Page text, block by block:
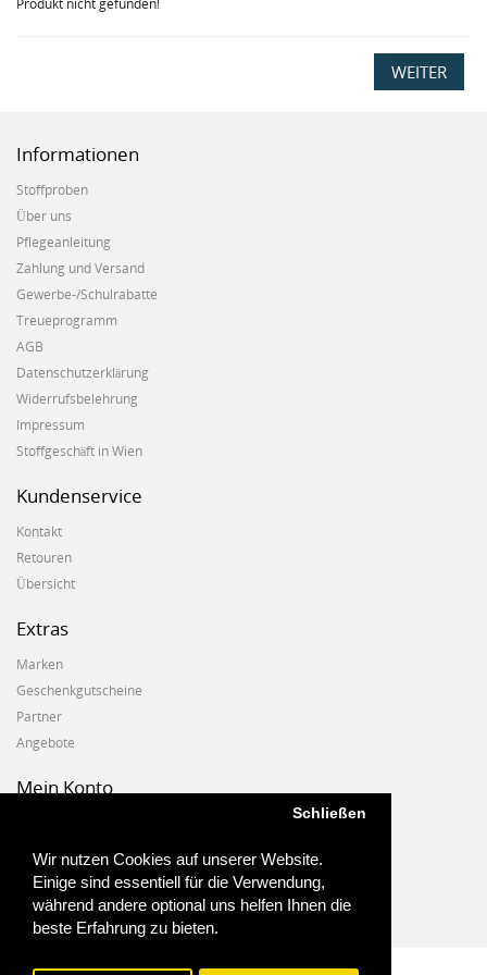
Wir nutzen Cookies auf unserer Website.
Einige sind essentiell für die Verwendung,
während andere optional uns helfen Ihnen die
beste Erfahrung zu bieten.
Schließen
Produkt nicht gefunden!
WEITER
Informationen
Stoffproben
Über uns
Pflegeanleitung
Zahlung und Versand
Gewerbe-/Schulrabatte
Treueprogramm
AGB
Datenschutzerklärung
Widerrufsbelehrung
Impressum
Stoffgeschäft in Wien
Kundenservice
Kontakt
Retouren
Übersicht
Extras
Marken
Geschenkgutscheine
Partner
Angebote
Mein Konto
Auftragshistorie
Wunschzettel
Newsletter